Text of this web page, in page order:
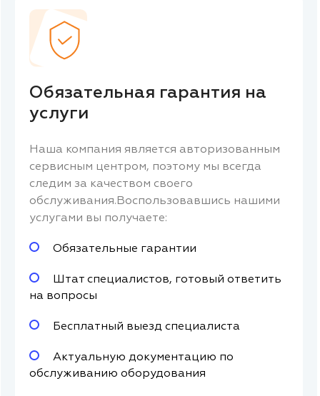
Обязательная гарантия на
услуги
Наша компания является авторизованным
сервисным центром, поэтому мы всегда
следим за качеством своего
обслуживания.Воспользовавшись нашими
услугами вы получаете:
Обязательные гарантии
Штат специалистов, готовый ответить
на вопросы
Бесплатный выезд специалиста
Актуальную документацию по
обслуживанию оборудования